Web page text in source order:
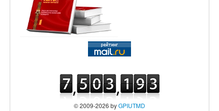
© 2009-2026 byGPIUTMD